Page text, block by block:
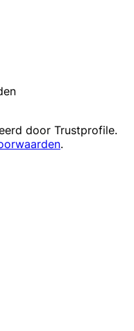
door Trustprofile.
.